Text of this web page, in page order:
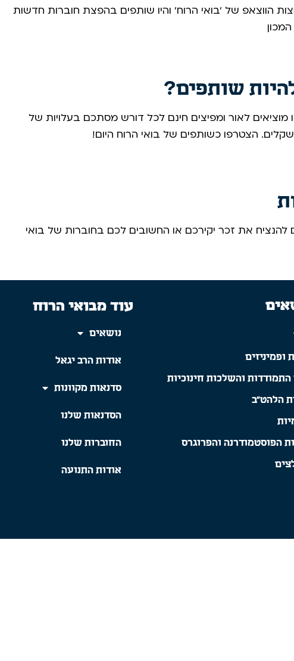
הווצאפ של 'בואי הרוח' והיו שותפים בהפצת חוברות חדשות
שותפים?
מוציאים לאור ומפיצים חינם לכל דורש מסתכם בעלויות של
הצטרפו כשותפים של בואי הרוח היום!
את זכר יקירכם או החשובים לכם בחוברות של בואי
ופמיניזים
התמודדות והשלכות חינוכיות
הלהט"ב
הפוסטמודרנה והפרוגרס
עוד מבואי הרוח
נושאים
אודות הרב יגאל
סדנאות מקוונות
הסדנאות שלנו
החוברות שלנו
אודות התנועה